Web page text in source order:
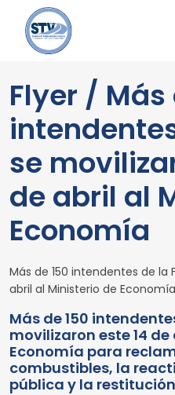
Flyer / Más
se
de abril al
Economía
Más de 150 intendentes de la
abril al Ministerio de Economía
Más de 150
movilizaron este 14
Economía para
combustibles, la
pública y la